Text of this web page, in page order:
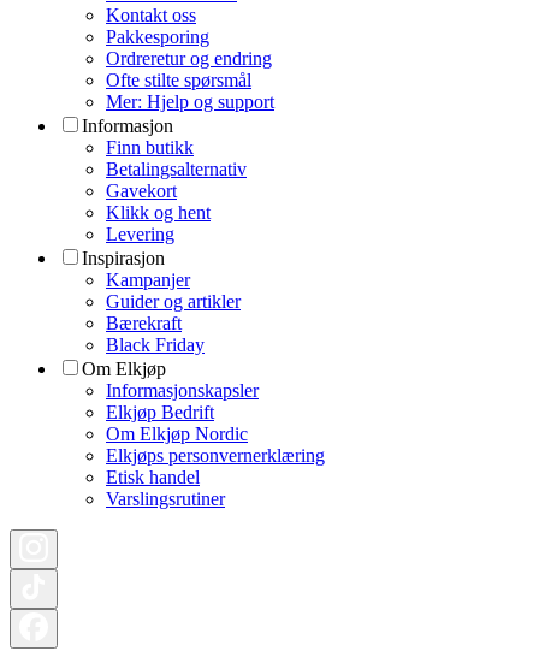
Kontakt oss
Pakkesporing
Ordreretur og endring
Ofte stilte spørsmål
Mer: Hjelp og support
Informasjon
Finn butikk
Betalingsalternativ
Gavekort
Klikk og hent
Levering
Inspirasjon
Kampanjer
Guider og artikler
Bærekraft
Black Friday
Om Elkjøp
Informasjonskapsler
Elkjøp Bedrift
Om Elkjøp Nordic
Elkjøps personvernerklæring
Etisk handel
Varslingsrutiner